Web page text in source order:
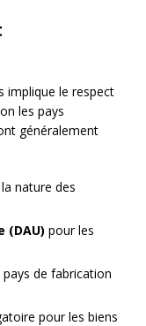
implique le respect
les pays
généralement
nature des
(DAU) pour les
de fabrication
pour les biens